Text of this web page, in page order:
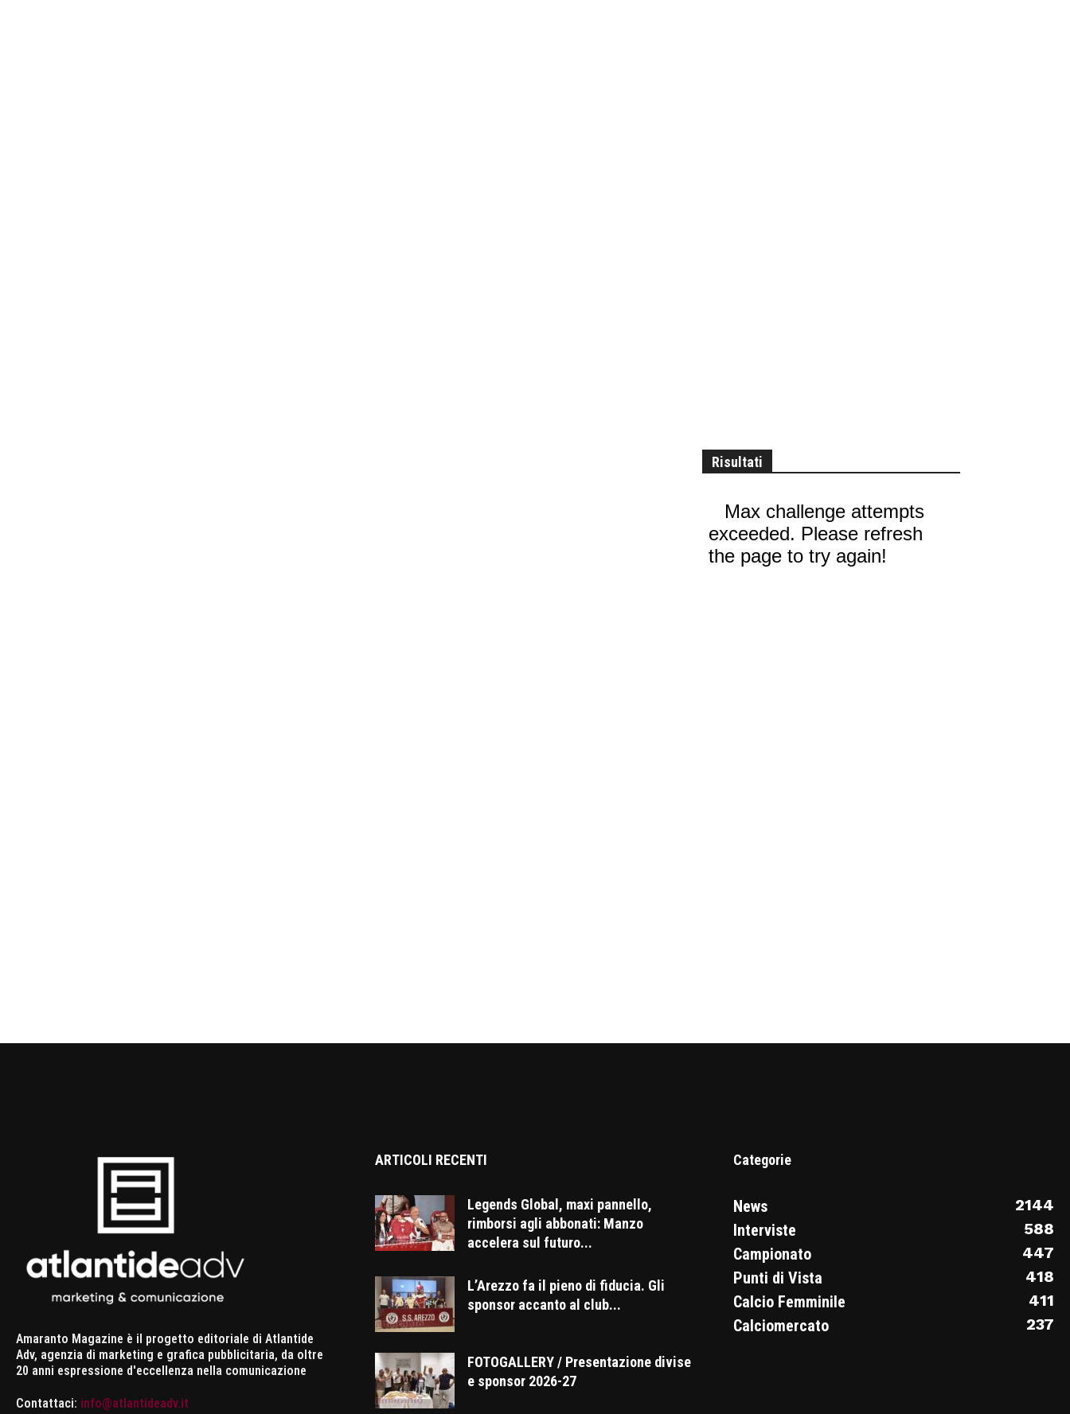
Risultati
Amaranto Magazine è il progetto editoriale di Atlantide
Adv, agenzia di marketing e grafica pubblicitaria, da oltre
20 anni espressione d'eccellenza nella comunicazione
Contattaci: info@atlantideadv.it
ARTICOLI RECENTI
Legends Global, maxi pannello,
rimborsi agli abbonati: Manzo
accelera sul futuro...
L’Arezzo fa il pieno di fiducia. Gli
sponsor accanto al club...
FOTOGALLERY / Presentazione divise
e sponsor 2026-27
Categorie
News
2144
Interviste
588
Campionato
447
Punti di Vista
418
Calcio Femminile
411
Calciomercato
237